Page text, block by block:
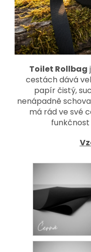
Toilet Rollbag
cestách dává
papír čistý,
nenápadně
má rád ve své